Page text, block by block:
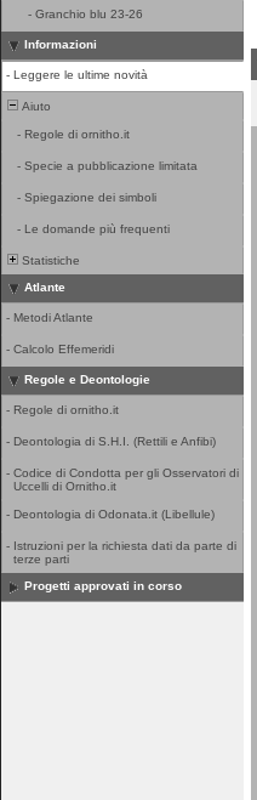
- Granchio blu 23-26
Informazioni
- Leggere le ultime novità
Aiuto
- Regole di ornitho.it
- Specie a pubblicazione limitata
- Spiegazione dei simboli
- Le domande più frequenti
Statistiche
Atlante
- Metodi Atlante
- Calcolo Effemeridi
Regole e Deontologie
- Regole di ornitho.it
- Deontologia di S.H.I. (Rettili e Anfibi)
- Codice di Condotta per gli Osservatori di
Uccelli di Ornitho.it
- Deontologia di Odonata.it (Libellule)
- Istruzioni per la richiesta dati da parte di
terze parti
Progetti approvati in corso